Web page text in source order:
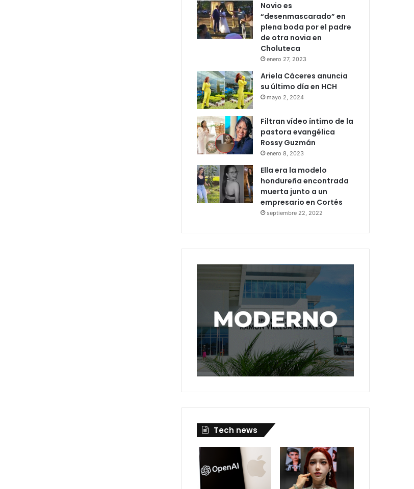
Novio es
“desenmascarado” en
plena boda por el padre
de otra novia en
Choluteca
enero 27, 2023
Ariela Cáceres anuncia
su último día en HCH
mayo 2, 2024
Filtran vídeo íntimo de la
pastora evangélica
Rossy Guzmán
enero 8, 2023
Ella era la modelo
hondureña encontrada
muerta junto a un
empresario en Cortés
septiembre 22, 2022
Tech news